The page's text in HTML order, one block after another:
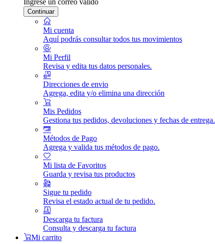
Continuar
Mi cuenta
Aquí podrás consultar todos tus movimientos
Mi Perfil
Revisa y edita tus datos personales.
Direcciones de envio
Agrega, edita y/o elimina una dirección
Mis Pedidos
Gestiona tus pedidos, devoluciones y fechas de entrega.
Métodos de Pago
Agrega y valida tus métodos de pago.
Mi lista de Favoritos
Guarda y revisa tus productos
Sigue tu pedido
Revisa el estado actual de tu pedido.
Descarga tu factura
Consulta y descarga tu factura
Mi carrito